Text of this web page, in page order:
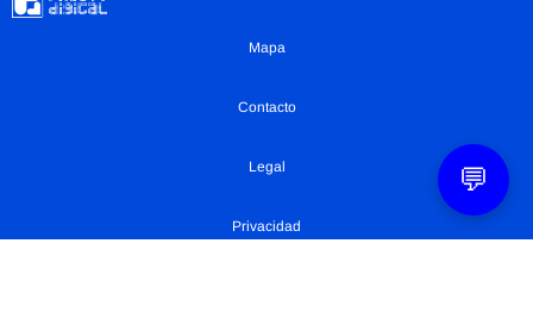
Mapa
Contacto
Legal
Privacidad
💬